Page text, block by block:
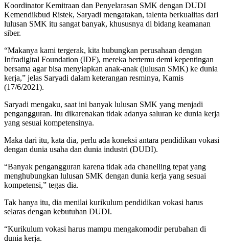
Koordinator Kemitraan dan Penyelarasan SMK dengan DUDI
Kemendikbud Ristek, Saryadi mengatakan, talenta berkualitas dari
lulusan SMK itu sangat banyak, khususnya di bidang keamanan
siber.
“Makanya kami tergerak, kita hubungkan perusahaan dengan
Infradigital Foundation (IDF), mereka bertemu demi kepentingan
bersama agar bisa menyiapkan anak-anak (lulusan SMK) ke dunia
kerja,” jelas Saryadi dalam keterangan resminya, Kamis
(17/6/2021).
Saryadi mengaku, saat ini banyak lulusan SMK yang menjadi
pengangguran. Itu dikarenakan tidak adanya saluran ke dunia kerja
yang sesuai kompetensinya.
Maka dari itu, kata dia, perlu ada koneksi antara pendidikan vokasi
dengan dunia usaha dan dunia industri (DUDI).
“Banyak pengangguran karena tidak ada chanelling tepat yang
menghubungkan lulusan SMK dengan dunia kerja yang sesuai
kompetensi,” tegas dia.
Tak hanya itu, dia menilai kurikulum pendidikan vokasi harus
selaras dengan kebutuhan DUDI.
“Kurikulum vokasi harus mampu mengakomodir perubahan di
dunia kerja.